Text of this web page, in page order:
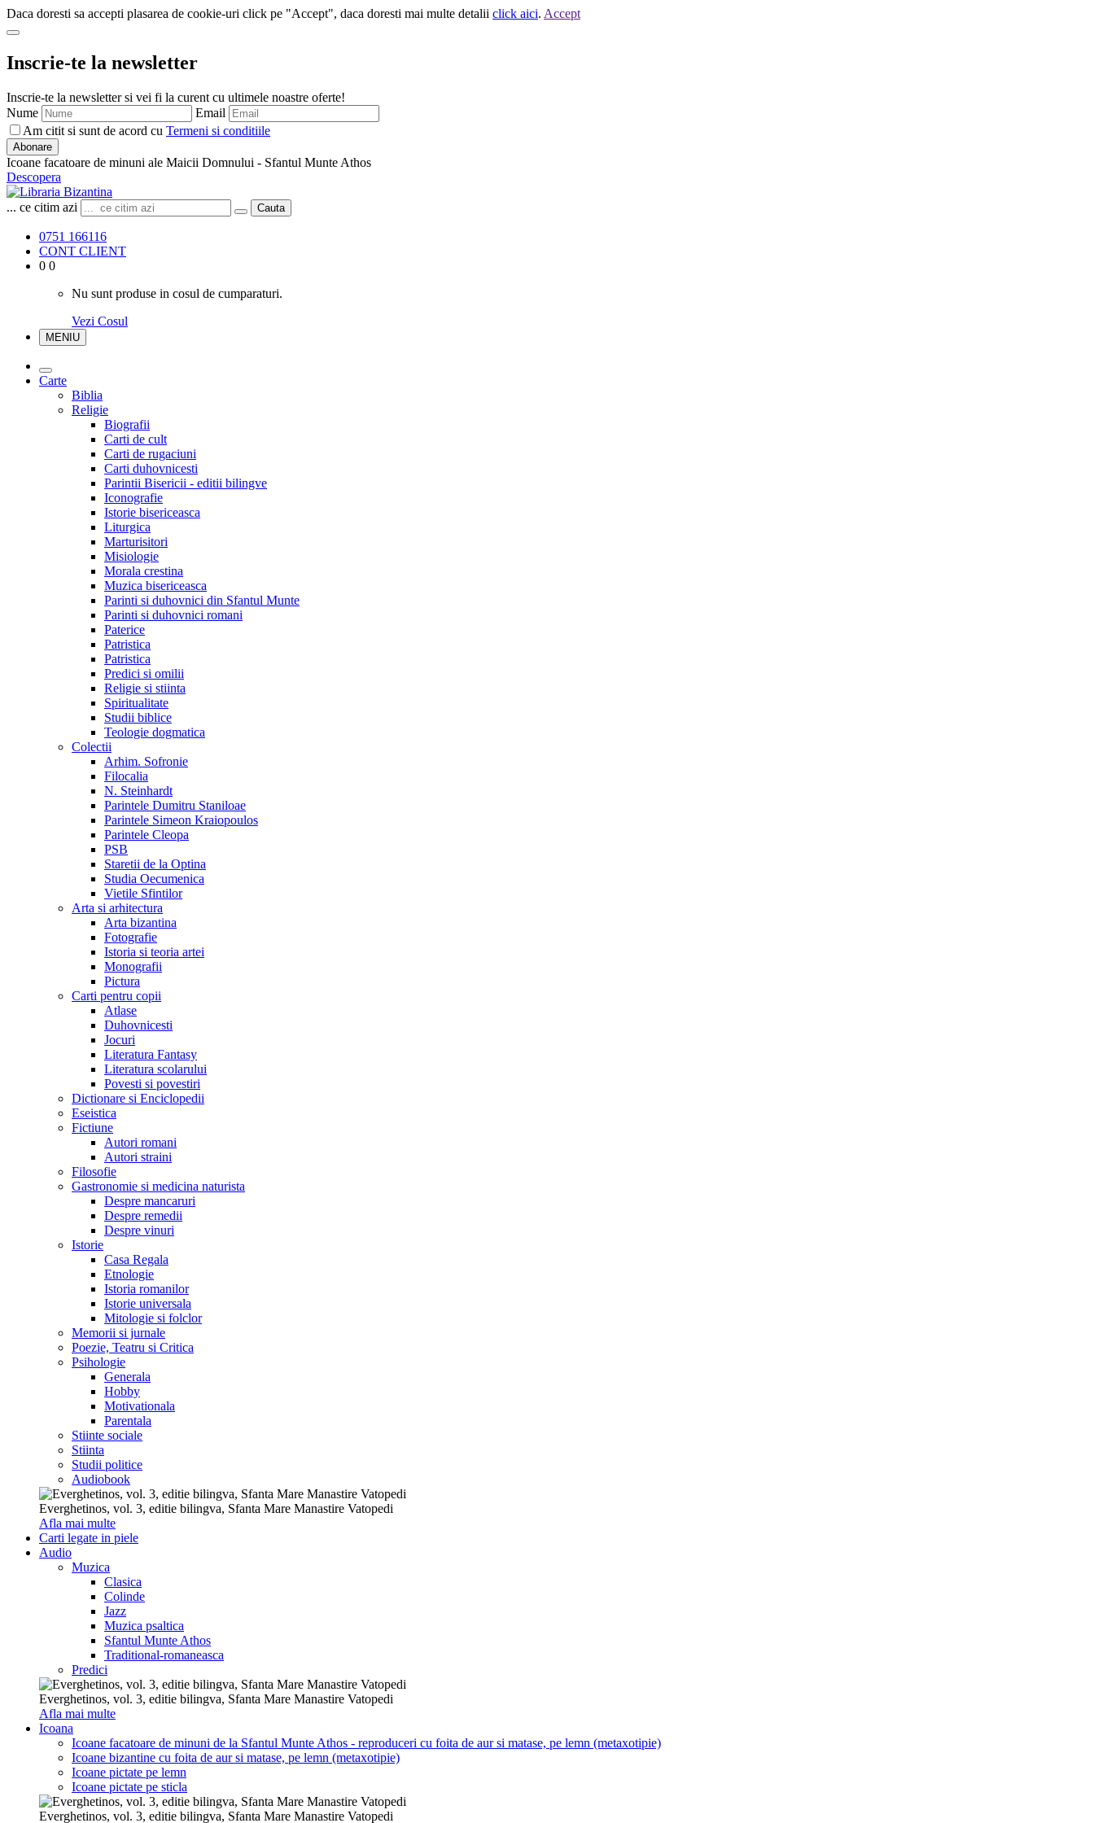
Daca doresti sa accepti plasarea de cookie-uri click pe "Accept", daca doresti mai multe detalii click aici. Accept
Inscrie-te la newsletter
Inscrie-te la newsletter si vei fi la curent cu ultimele noastre oferte!
Nume
Email
Am citit si sunt de acord cu Termeni si conditiile
Abonare
Icoane facatoare de minuni ale Maicii Domnului - Sfantul Munte Athos
Descopera
... ce citim azi Cauta
0751 166116
CONT CLIENT
0 0
Nu sunt produse in cosul de cumparaturi.
Vezi Cosul
MENIU
Carte
Biblia
Religie
Biografii
Carti de cult
Carti de rugaciuni
Carti duhovnicesti
Parintii Bisericii - editii bilingve
Iconografie
Istorie bisericeasca
Liturgica
Marturisitori
Misiologie
Morala crestina
Muzica bisericeasca
Parinti si duhovnici din Sfantul Munte
Parinti si duhovnici romani
Paterice
Patristica
Patristica
Predici si omilii
Religie si stiinta
Spiritualitate
Studii biblice
Teologie dogmatica
Colectii
Arhim. Sofronie
Filocalia
N. Steinhardt
Parintele Dumitru Staniloae
Parintele Simeon Kraiopoulos
Parintele Cleopa
PSB
Staretii de la Optina
Studia Oecumenica
Vietile Sfintilor
Arta si arhitectura
Arta bizantina
Fotografie
Istoria si teoria artei
Monografii
Pictura
Carti pentru copii
Atlase
Duhovnicesti
Jocuri
Literatura Fantasy
Literatura scolarului
Povesti si povestiri
Dictionare si Enciclopedii
Eseistica
Fictiune
Autori romani
Autori straini
Filosofie
Gastronomie si medicina naturista
Despre mancaruri
Despre remedii
Despre vinuri
Istorie
Casa Regala
Etnologie
Istoria romanilor
Istorie universala
Mitologie si folclor
Memorii si jurnale
Poezie, Teatru si Critica
Psihologie
Generala
Hobby
Motivationala
Parentala
Stiinte sociale
Stiinta
Studii politice
Audiobook
Everghetinos, vol. 3, editie bilingva, Sfanta Mare Manastire Vatopedi
Afla mai multe
Carti legate in piele
Audio
Muzica
Clasica
Colinde
Jazz
Muzica psaltica
Sfantul Munte Athos
Traditional-romaneasca
Predici
Everghetinos, vol. 3, editie bilingva, Sfanta Mare Manastire Vatopedi
Afla mai multe
Icoana
Icoane facatoare de minuni de la Sfantul Munte Athos - reproduceri cu foita de aur si matase, pe lemn (metaxotipie)
Icoane bizantine cu foita de aur si matase, pe lemn (metaxotipie)
Icoane pictate pe lemn
Icoane pictate pe sticla
Everghetinos, vol. 3, editie bilingva, Sfanta Mare Manastire Vatopedi